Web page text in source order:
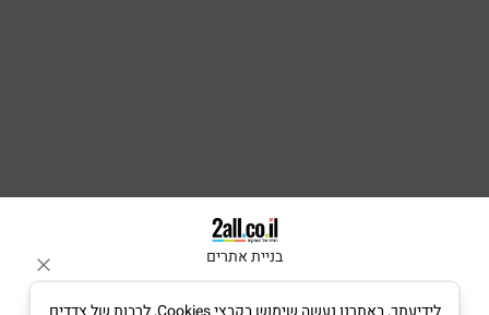
בניית אתרים